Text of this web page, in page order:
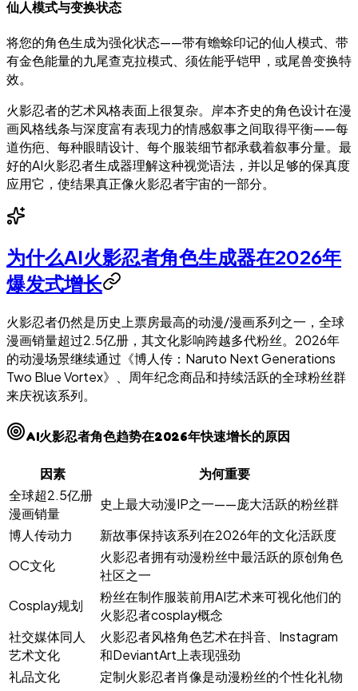
仙人模式与变换状态
将您的角色生成为强化状态——带有蟾蜍印记的仙人模式、带
有金色能量的九尾查克拉模式、须佐能乎铠甲，或尾兽变换特
效。
火影忍者的艺术风格表面上很复杂。岸本齐史的角色设计在漫
画风格线条与深度富有表现力的情感叙事之间取得平衡——每
道伤疤、每种眼睛设计、每个服装细节都承载着叙事分量。最
好的AI火影忍者生成器理解这种视觉语法，并以足够的保真度
应用它，使结果真正像火影忍者宇宙的一部分。
为什么AI火影忍者角色生成器在2026年
爆发式增长
火影忍者仍然是历史上票房最高的动漫/漫画系列之一，全球
漫画销量超过2.5亿册，其文化影响跨越多代粉丝。2026年
的动漫场景继续通过《博人传：Naruto Next Generations
Two Blue Vortex》、周年纪念商品和持续活跃的全球粉丝群
来庆祝该系列。
AI火影忍者角色趋势在2026年快速增长的原因
因素
为何重要
全球超2.5亿册
漫画销量
史上最大动漫IP之一——庞大活跃的粉丝群
博人传动力
新故事保持该系列在2026年的文化活跃度
OC文化
火影忍者拥有动漫粉丝中最活跃的原创角色
社区之一
Cosplay规划
粉丝在制作服装前用AI艺术来可视化他们的
火影忍者cosplay概念
社交媒体同人
艺术文化
火影忍者风格角色艺术在抖音、Instagram
和DeviantArt上表现强劲
礼品文化
定制火影忍者肖像是动漫粉丝的个性化礼物